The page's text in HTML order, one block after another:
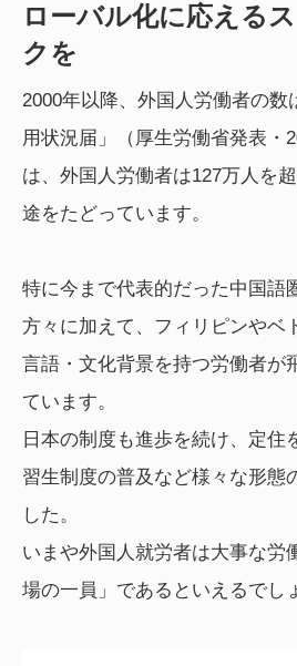
ローバル化に応える
クを
2000年以降、外国人労働者の数
用状況届」（厚生労働省発表・
は、外国人労働者は127万人を
途をたどっています。
特に今まで代表的だった中国語
方々に加えて、フィリピンやベ
言語・文化背景を持つ労働者が
ています。
日本の制度も進歩を続け、定住
習生制度の普及など様々な形態
した。
いまや外国人就労者は大事な労
場の一員」であるといえるでし